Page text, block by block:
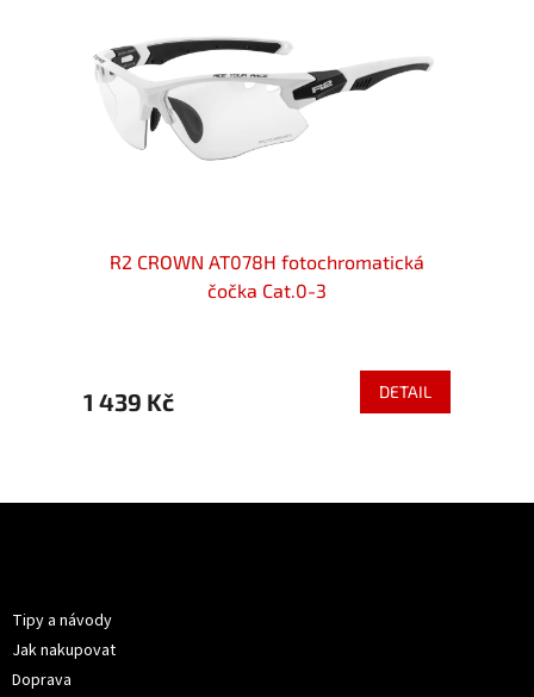
R2 CROWN AT078H fotochromatická
čočka Cat.0-3
1 439 Kč DETAIL
Tipy a návody
Jak nakupovat
Doprava